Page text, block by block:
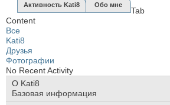
Активность Kati8 Обо мне
Tab
Content
Все
Kati8
Друзья
Фотографии
No Recent Activity
О Kati8
Базовая информация